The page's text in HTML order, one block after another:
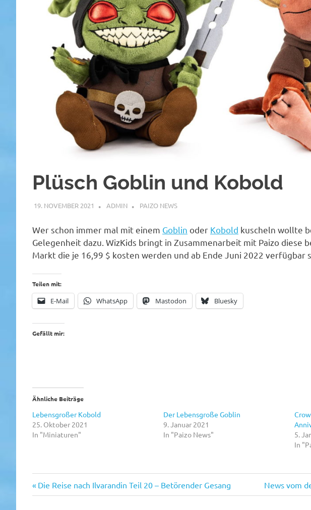
Plüsch Goblin und Kobold
19. NOVEMBER 2021 ADMIN PAIZO NEWS
Wer schon immer mal mit einem Goblin oder Kobold kuscheln wollte
Gelegenheit dazu. WizKids bringt in Zusammenarbeit mit Paizo diese
Markt die je 16,99 $ kosten werden und ab Ende Juni 2022 verfügbar
Teilen mit:
E-Mail WhatsApp Mastodon Bluesky
Gefällt mir:
Ähnliche Beiträge
Lebensgroßer Kobold
25. Oktober 2021
In "Miniaturen"
Der Lebensgroße Goblin
9. Januar 2021
In "Paizo News"
5.
In
Beitragsnavigation
Vorheriger
Beitrag:
Die Reise nach Ilvarandin Teil 20 – Betörender Gesang
Nächster
Beitrag:
News vom